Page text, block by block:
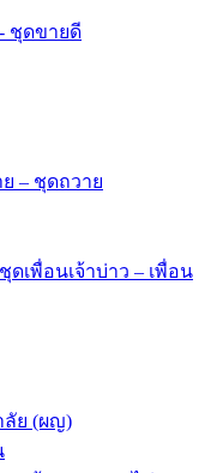
- ชุดขายดี
– ชุดถวาย
ชุดเพื่อนเจ้าบ่าว – เพื่อน
ลัย (ผญ)